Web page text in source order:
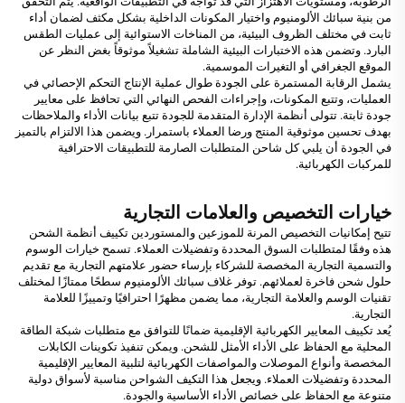
من بنية سبائك الألومنيوم واختيار المكونات الداخلية بشكل مكثف لضمان أداء
ثابت في مختلف الظروف البيئية، من المناخات الاستوائية إلى عمليات الطقس
البارد. وتضمن هذه الاختبارات البيئية الشاملة تشغيلاً موثوقاً بغض النظر عن
الموقع الجغرافي أو التغيرات الموسمية.
يشمل الرقابة المستمرة على الجودة طوال عملية الإنتاج التحكم الإحصائي في
العمليات، وتتبع المكونات، وإجراءات الفحص النهائي التي تحافظ على معايير
جودة ثابتة. تتولى أنظمة الإدارة المتقدمة للجودة تتبع بيانات الأداء والملاحظات
بهدف تحسين موثوقية المنتج ورضا العملاء باستمرار. ويضمن هذا الالتزام بالتميز
في الجودة أن يلبي كل شاحن المتطلبات الصارمة للتطبيقات الاحترافية
للمركبات الكهربائية.
خيارات التخصيص والعلامات التجارية
تتيح إمكانيات التخصيص المرنة للموزعين والمستوردين تكييف أنظمة الشحن
هذه وفقًا لمتطلبات السوق المحددة وتفضيلات العملاء. تسمح خيارات الوسوم
والتسمية التجارية المخصصة للشركاء بإرساء حضور علامتهم التجارية مع تقديم
حلول شحن فاخرة لعملائهم. توفر غلاف سبائك الألومنيوم سطحًا ممتازًا لمختلف
تقنيات الوسم والعلامة التجارية، مما يضمن مظهرًا احترافيًا وتمييزًا للعلامة
التجارية.
يُعد تكييف المعايير الكهربائية الإقليمية ضمانًا للتوافق مع متطلبات شبكة الطاقة
المحلية مع الحفاظ على الأداء الأمثل للشحن. ويمكن تنفيذ تكوينات الكابلات
المخصصة وأنواع الموصلات والمواصفات الكهربائية لتلبية المعايير الإقليمية
المحددة وتفضيلات العملاء. ويجعل هذا التكيف الشواحن مناسبة لأسواق دولية
متنوعة مع الحفاظ على خصائص الأداء الأساسية والجودة.